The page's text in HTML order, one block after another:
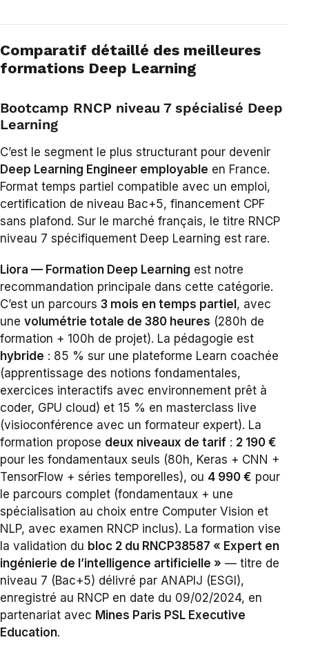
Comparatif détaillé des meilleures
formations Deep Learning
Bootcamp RNCP niveau 7 spécialisé Deep
Learning
C’est le segment le plus structurant pour devenir
Deep Learning Engineer employable en France.
Format temps partiel compatible avec un emploi,
certification de niveau Bac+5, financement CPF
sans plafond. Sur le marché français, le titre RNCP
niveau 7 spécifiquement Deep Learning est rare.
Liora — Formation Deep Learning est notre
recommandation principale dans cette catégorie.
C’est un parcours 3 mois en temps partiel, avec
une volumétrie totale de 380 heures (280h de
formation + 100h de projet). La pédagogie est
hybride : 85 % sur une plateforme Learn coachée
(apprentissage des notions fondamentales,
exercices interactifs avec environnement prêt à
coder, GPU cloud) et 15 % en masterclass live
(visioconférence avec un formateur expert). La
formation propose deux niveaux de tarif : 2 190 €
pour les fondamentaux seuls (80h, Keras + CNN +
TensorFlow + séries temporelles), ou 4 990 € pour
le parcours complet (fondamentaux + une
spécialisation au choix entre Computer Vision et
NLP, avec examen RNCP inclus). La formation vise
la validation du bloc 2 du RNCP38587 « Expert en
ingénierie de l’intelligence artificielle » — titre de
niveau 7 (Bac+5) délivré par ANAPIJ (ESGI),
enregistré au RNCP en date du 09/02/2024, en
partenariat avec Mines Paris PSL Executive
Education.